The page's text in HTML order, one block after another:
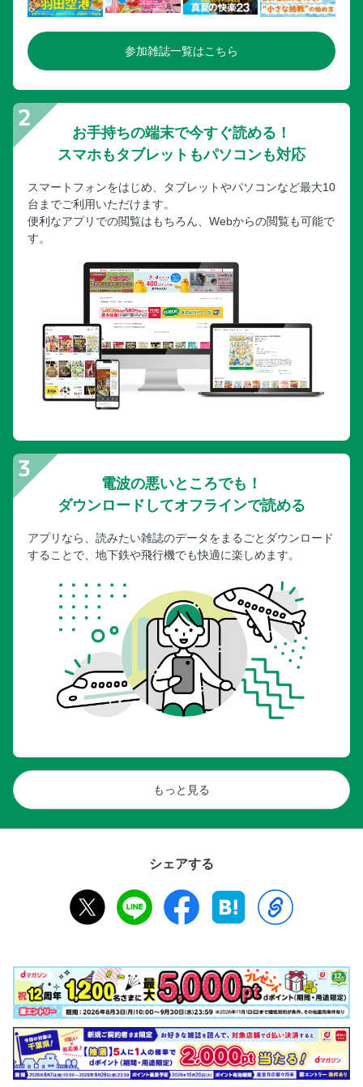
参加雑誌一覧はこちら
お手持ちの端末で今すぐ読める！
スマホもタブレットもパソコンも対応
スマートフォンをはじめ、タブレットやパソコンなど最大10
台までご利用いただけます。
便利なアプリでの閲覧はもちろん、Webからの閲覧も可能で
す。
電波の悪いところでも！
ダウンロードしてオフラインで読める
アプリなら、読みたい雑誌のデータをまるごとダウンロード
することで、地下鉄や飛行機でも快適に楽しめます。
もっと見る
シェアする